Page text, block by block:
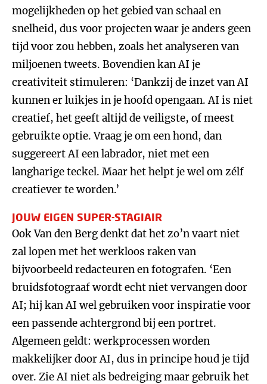
mogelijkheden op het gebied van schaal en
snelheid, dus voor projecten waar je anders geen
tijd voor zou hebben, zoals het analyseren van
miljoenen tweets. Bovendien kan AI je
creativiteit stimuleren: ‘Dankzij de inzet van AI
kunnen er luikjes in je hoofd opengaan. AI is niet
creatief, het geeft altijd de veiligste, of meest
gebruikte optie. Vraag je om een hond, dan
suggereert AI een labrador, niet met een
langharige teckel. Maar het helpt je wel om zélf
creatiever te worden.’
JOUW EIGEN SUPER-STAGIAIR
Ook Van den Berg denkt dat het zo’n vaart niet
zal lopen met het werkloos raken van
bijvoorbeeld redacteuren en fotografen. ‘Een
bruidsfotograaf wordt echt niet vervangen door
AI; hij kan AI wel gebruiken voor inspiratie voor
een passende achtergrond bij een portret.
Algemeen geldt: werkprocessen worden
makkelijker door AI, dus in principe houd je tijd
over. Zie AI niet als bedreiging maar gebruik het